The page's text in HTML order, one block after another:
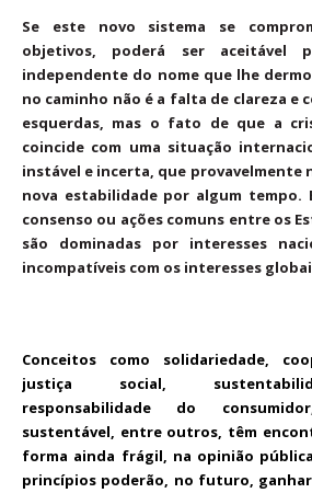
Se este novo sistema se
objetivos, poderá ser aceitável
independente do nome que lhe
no caminho não é a falta de clareza e
esquerdas, mas o fato de que a
coincide com uma situação
instável e incerta, que provavelmente
nova estabilidade por algum tempo.
consenso ou ações comuns entre os
são dominadas por interesses
incompatíveis com os interesses
Conceitos como solidariedade,
justiça social,
responsabilidade do
sustentável, entre outros, têm
forma ainda frágil, na opinião
princípios poderão, no futuro,